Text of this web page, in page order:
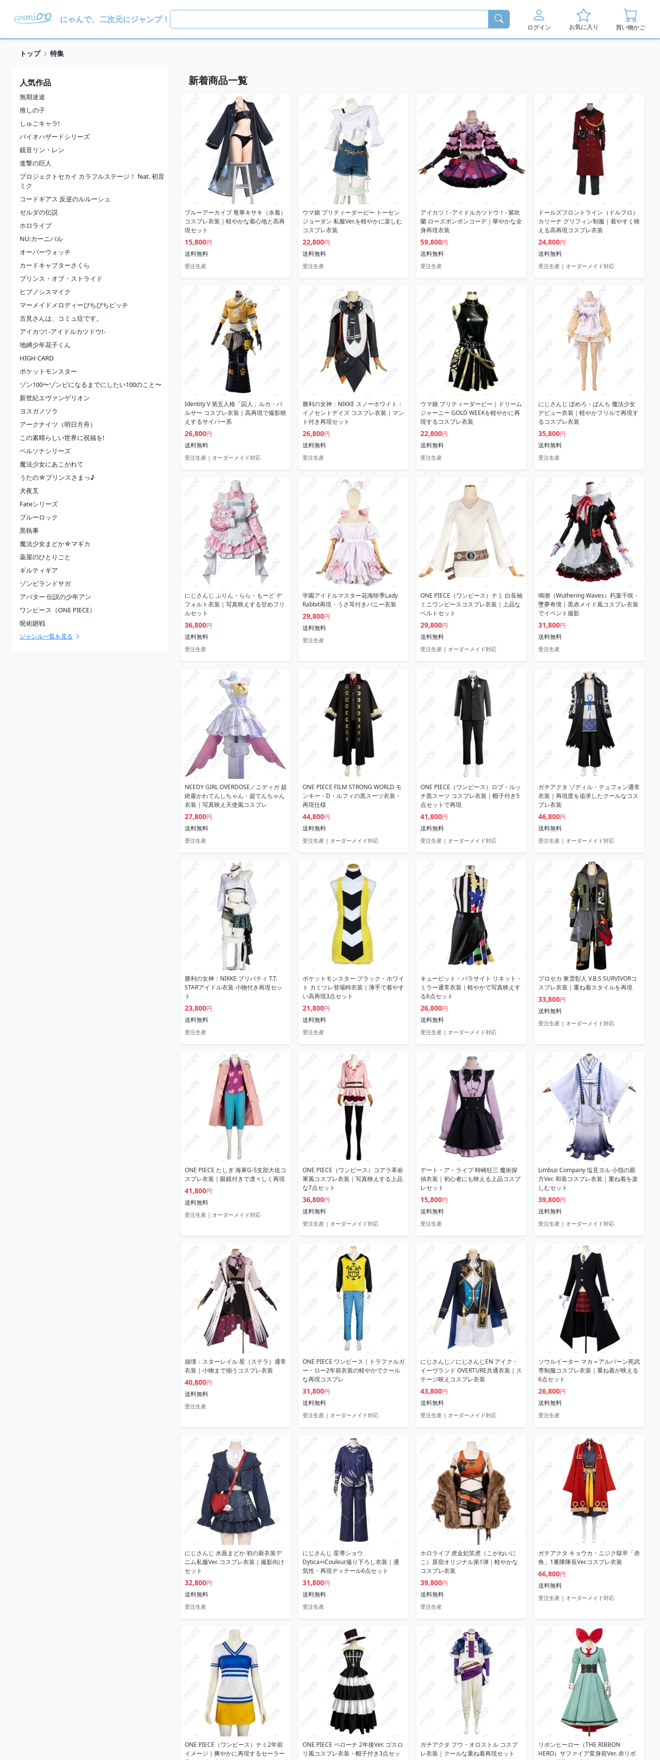
にゃんで、二次元にジャンプ！
ログイン お気に入り 買い物かご
トップ 特集
人気作品
無期迷途
推しの子
しゅごキャラ!
バイオハザードシリーズ
鏡音リン・レン
進撃の巨人
プロジェクトセカイ カラフルステージ！ feat. 初音
ミク
コードギアス 反逆のルルーシュ
ゼルダの伝説
ホロライブ
NU:カーニバル
オーバーウォッチ
カードキャプターさくら
プリンス・オブ・ストライド
ヒプノシスマイク
マーメイドメロディーぴちぴちピッチ
古見さんは、コミュ症です。
アイカツ! -アイドルカツドウ!-
地縛少年花子くん
HIGH CARD
ポケットモンスター
ゾン100〜ゾンビになるまでにしたい100のこと〜
新世紀エヴァンゲリオン
ヨスガノソラ
アークナイツ（明日方舟）
この素晴らしい世界に祝福を!
ペルソナシリーズ
魔法少女にあこがれて
うたの☆プリンスさまっ♪
犬夜叉
Fateシリーズ
ブルーロック
黒執事
魔法少女まどか☆マギカ
薬屋のひとりごと
ギルティギア
ゾンビランドサガ
アバター 伝説の少年アン
ワンピース（ONE PIECE）
呪術廻戦
ジャンル一覧を見る
新着商品一覧
ブルーアーカイブ 竜華キサキ（水着）
コスプレ衣装｜軽やかな着心地と高再
現セット
15,800円
送料無料
受注生産
ウマ娘 プリティーダービー トーセン
ジョーダン 私服Ver.を軽やかに楽しむ
コスプレ衣装
22,800円
送料無料
受注生産
アイカツ！-アイドルカツドウ！- 紫吹
蘭 ローズボンボンコーデ｜華やかな全
身再現衣装
59,800円
送料無料
受注生産
ドールズフロントライン（ドルフロ）
カリーナ グリフィン制服｜着やすく映
える高再現コスプレ衣装
24,800円
送料無料
受注生産 | オーダーメイド対応
Identity V 第五人格「囚人」ルカ・バ
ルサー コスプレ衣装｜高再現で撮影映
えするサイバー系
26,800円
送料無料
受注生産 | オーダーメイド対応
勝利の女神：NIKKE スノーホワイト：
イノセントデイズ コスプレ衣装｜マン
ト付き再現セット
26,800円
送料無料
受注生産
ウマ娘 プリティーダービー｜ドリーム
ジャーニー GOLD WEEKを軽やかに再
現するコスプレ衣装
22,800円
送料無料
受注生産
にじさんじ ぽめろ・ぱんち 魔法少女
デビュー衣装｜軽やかフリルで再現す
るコスプレ衣装
35,800円
送料無料
受注生産
にじさんじ ぷりん・らら・もーど デ
フォルト衣装｜写真映えする甘めフリ
ルセット
36,800円
送料無料
受注生産
学園アイドルマスター花海咲季Lady
Rabbit再現・うさ耳付きバニー衣装
29,800円
送料無料
受注生産
ONE PIECE（ワンピース）ナミ 白長袖
ミニワンピースコスプレ衣装｜上品な
ベルトセット
29,800円
送料無料
受注生産 | オーダーメイド対応
鳴潮（Wuthering Waves）朽葉千咲・
墜夢奇境｜黒赤メイド風コスプレ衣装
でイベント撮影
31,800円
送料無料
受注生産
NEEDY GIRL OVERDOSE／ニディガ 超
絶最かわてんしちゃん・超てんちゃん
衣装｜写真映え天使風コスプレ
27,800円
送料無料
受注生産
ONE PIECE FILM STRONG WORLD モ
ンキー・D・ルフィの黒スーツ衣装・
再現仕様
44,800円
送料無料
受注生産 | オーダーメイド対応
ONE PIECE（ワンピース）ロブ・ルッ
チ黒スーツ コスプレ衣装｜帽子付き5
点セットで再現
41,800円
送料無料
受注生産 | オーダーメイド対応
ガチアクタ ゾディル・テュフォン通常
衣装｜再現度を追求したクールなコス
プレ衣装
46,800円
送料無料
受注生産 | オーダーメイド対応
勝利の女神：NIKKE プリバティ T.T.
STARアイドル衣装 小物付き再現セッ
ト
23,800円
送料無料
受注生産
ポケットモンスター ブラック・ホワイ
ト カミツレ登場時衣装｜薄手で着やす
い高再現3点セット
21,800円
送料無料
受注生産
キューピット・パラサイト リネット・
ミラー通常衣装｜軽やかで写真映えす
る6点セット
26,800円
送料無料
受注生産 | オーダーメイド対応
プロセカ 東雲彰人 V.B.S SURVIVORコ
スプレ衣装｜重ね着スタイルを再現
33,800円
送料無料
受注生産 | オーダーメイド対応
ONE PIECE たしぎ 海軍G-5支部大佐コ
スプレ衣装｜眼鏡付きで凛々しく再現
41,800円
送料無料
受注生産 | オーダーメイド対応
ONE PIECE（ワンピース）コアラ革命
軍風コスプレ衣装｜写真映えする上品
な7点セット
36,800円
送料無料
受注生産 | オーダーメイド対応
デート・ア・ライブ 時崎狂三 魔術探
偵衣装｜初心者にも映える上品コスプ
レセット
15,800円
送料無料
受注生産
Limbus Company 塩見ヨル 小指の親
方Ver. 和装コスプレ衣装｜重ね着を楽
しむセット
39,800円
送料無料
受注生産 | オーダーメイド対応
崩壊：スターレイル 星（ステラ）通常
衣装｜小物まで揃うコスプレ衣装
40,800円
送料無料
受注生産
ONE PIECE ワンピース｜トラファルガ
ー・ロー2年前衣装の軽やかでクール
な再現コスプレ
31,800円
送料無料
受注生産 | オーダーメイド対応
にじさんじ／にじさんじEN アイク・
イーヴランド OVERTURE共通衣装｜ス
テージ映えコスプレ衣装
43,800円
送料無料
受注生産 | オーダーメイド対応
ソウルイーター マカ＝アルバーン死武
専制服コスプレ衣装｜重ね着が映える
6点セット
26,800円
送料無料
受注生産
にじさんじ 水面まどか 初の新衣装デ
ニム私服Ver. コスプレ衣装｜撮影向け
セット
32,800円
送料無料
受注生産
にじさんじ 星導ショウ
Dytica×iCouleur撮り下ろし衣装｜通
気性・再現ディテール6点セット
31,800円
送料無料
受注生産
ホロライブ 虎金妃笑虎（こがねいに
こ）原宿オリジナル第1弾｜軽やかな
コスプレ衣装
39,800円
送料無料
受注生産
ガチアクタ キョウカ・ニジク獄卒「赤
角」1番隊隊長Ver.コスプレ衣装
66,800円
送料無料
受注生産 | オーダーメイド対応
ONE PIECE（ワンピース）ナミ2年前
イメージ｜爽やかに再現するセーラー
ONE PIECE ペローナ 2年後Ver. ゴスロ
リ風コスプレ衣装・帽子付き3点セッ
ガチアクタ フウ・オロストル コスプ
レ衣装｜クールな重ね着再現セット
リボンヒーロー（THE RIBBON
HERO）サファイア変身前Ver. 赤リボ